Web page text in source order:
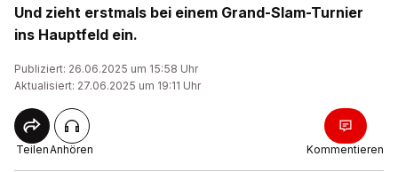
Und zieht erstmals bei einem Grand-Slam-Turnier
ins Hauptfeld ein.
Publiziert: 26.06.2025 um 15:58 Uhr
Aktualisiert: 27.06.2025 um 19:11 Uhr
TeilenAnhören Kommentieren